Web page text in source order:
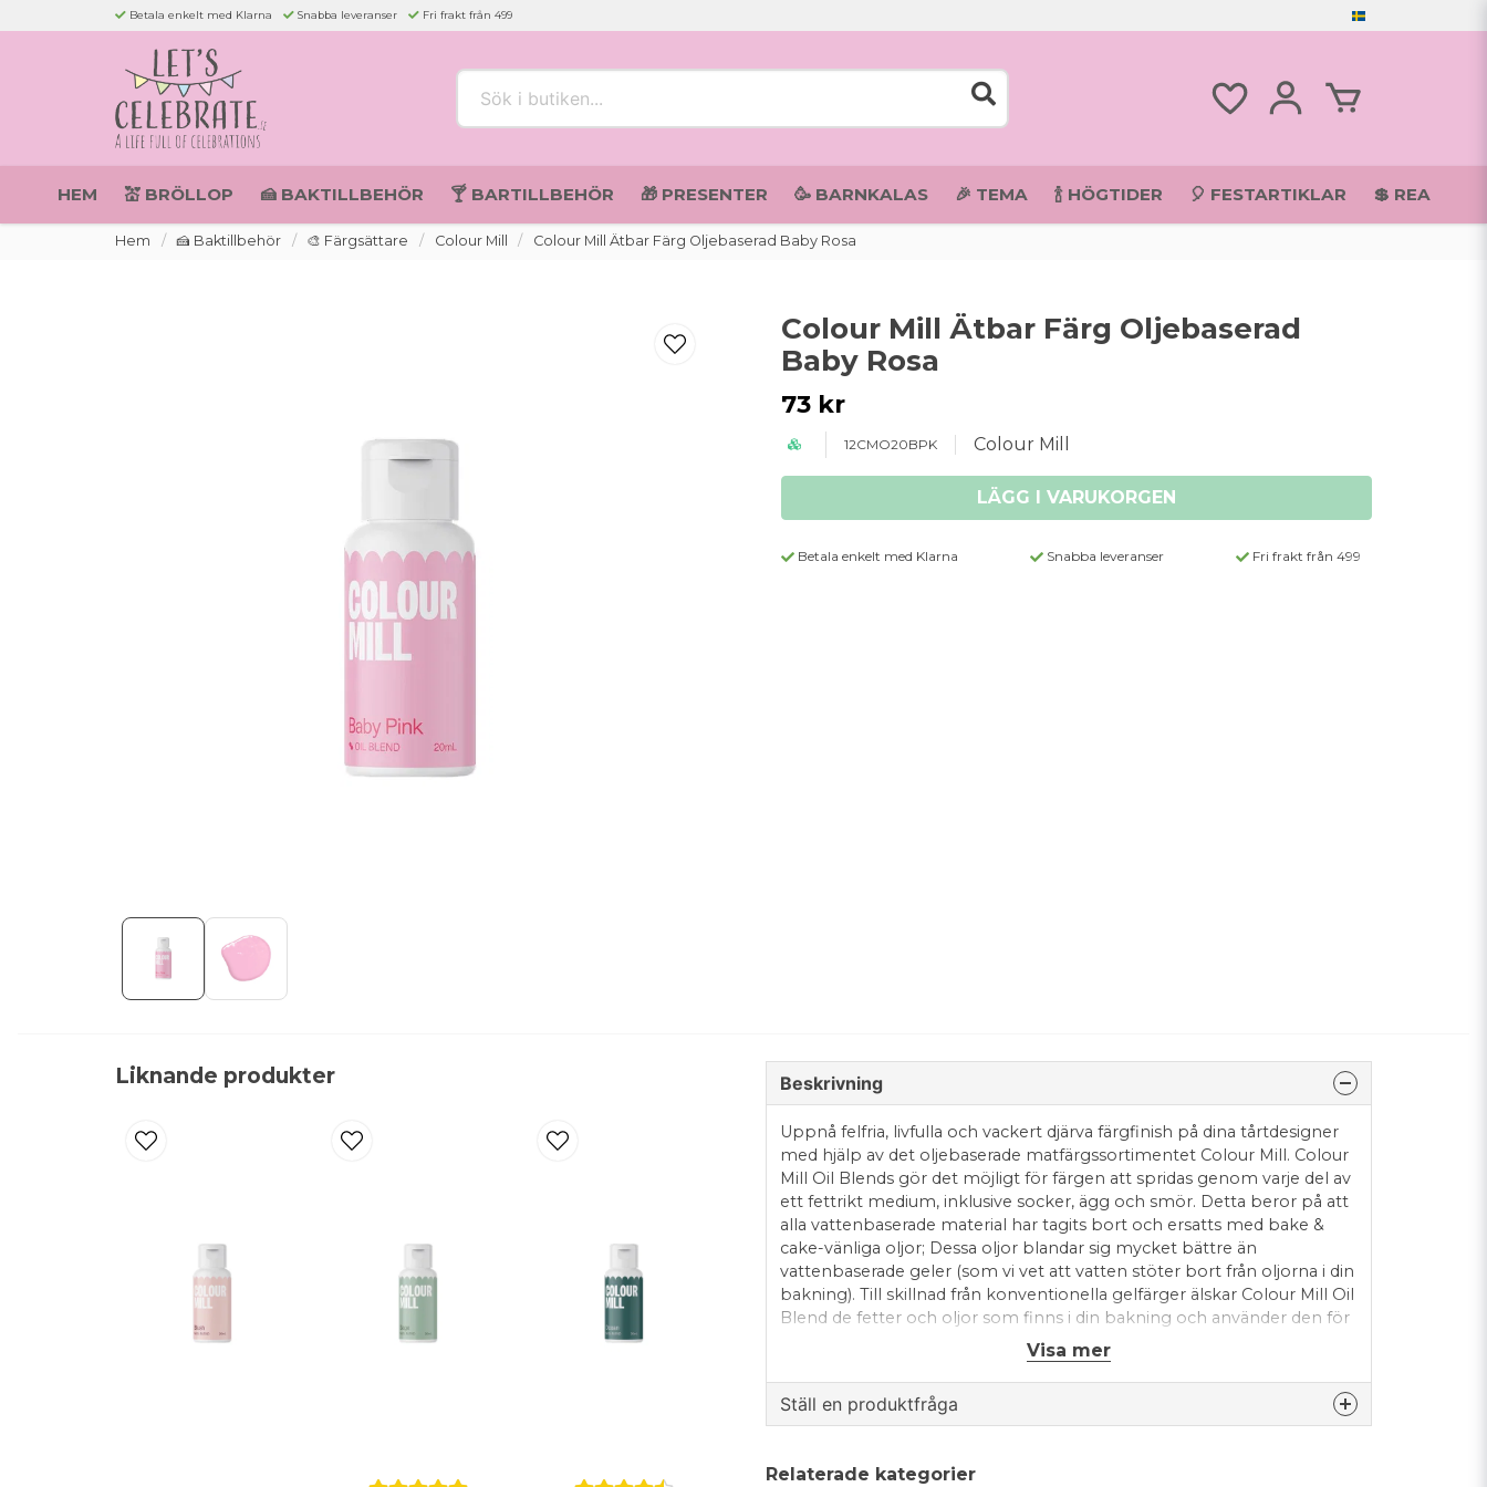
Betala enkelt med Klarna Snabba leveranser Fri frakt från 499
HEM 💒 BRÖLLOP 🍰 BAKTILLBEHÖR 🍸 BARTILLBEHÖR 🎁 PRESENTER 🥳 BARNKALAS 🎉 TEMA 🍾 HÖGTIDER 🎈 FESTARTIKLAR 💲 REA
Hem 🍰 Baktillbehör 🎨 Färgsättare Colour Mill Colour Mill Ätbar Färg Oljebaserad Baby Rosa
Colour Mill Ätbar Färg Oljebaserad
Baby Rosa
73 kr
12CMO20BPK Colour Mill
LÄGG I VARUKORGEN
Betala enkelt med Klarna Snabba leveranser Fri frakt från 499
Liknande produkter Beskrivning
Uppnå felfria, livfulla och vackert djärva färgfinish på dina tårtdesigner
med hjälp av det oljebaserade matfärgssortimentet Colour Mill. Colour
Mill Oil Blends gör det möjligt för färgen att spridas genom varje del av
ett fettrikt medium, inklusive socker, ägg och smör. Detta beror på att
alla vattenbaserade material har tagits bort och ersatts med bake &
cake-vänliga oljor; Dessa oljor blandar sig mycket bättre än
vattenbaserade geler (som vi vet att vatten stöter bort från oljorna i din
bakning). Till skillnad från konventionella gelfärger älskar Colour Mill Oil
Blend de fetter och oljor som finns i din bakning och använder den för
att sprida den speciella formulafärgen. Detta resulterar i fantastiskt
livfulla, rika konsekventa nyanser som inte kommer att blekna. Den
fungerar särskilt bra i smörkräm, schweizisk maräng, choklad, kaksmet,
ganache och sockerpasta. Den fungerar också i blommiga pastor,
kommer inte bara att se fantastiska ut, utan Colour Mill hjälper dig
Visa mer
Ställ en produktfråga
Fråga oss något om denna produkten...
Relaterade kategorier